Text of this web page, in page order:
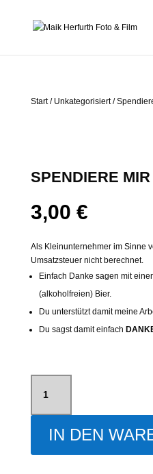
Start/ Unkategorisiert/
SPENDIERE
3,00 €
Als Kleinunternehmer im Sinne
Umsatzsteuer nicht berechnet.
Einfach Danke sagen mit
(alkoholfreien) Bier.
Du unterstützt damit meine
Du sagst damit einfach
IN DEN